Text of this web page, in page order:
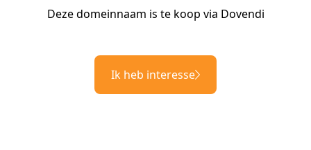
Deze domeinnaam is te koop via Dovendi
Ik heb interesse